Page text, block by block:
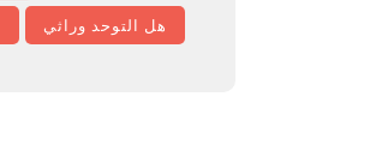
هل التوحد وراثي